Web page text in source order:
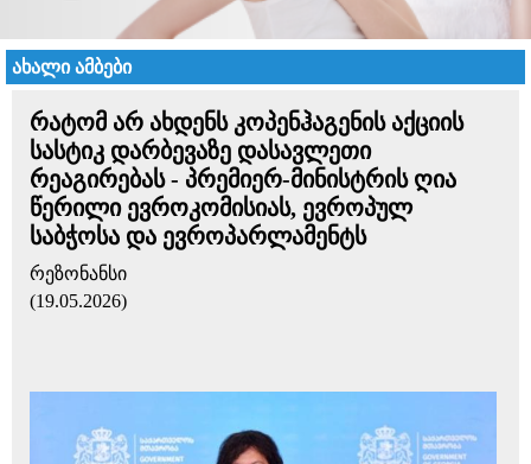
ახალი ამბები
რატომ არ ახდენს კოპენჰაგენის აქციის
სასტიკ დარბევაზე დასავლეთი
რეაგირებას - პრემიერ-მინისტრის ღია
წერილი ევროკომისიას, ევროპულ
საბჭოსა და ევროპარლამენტს
რეზონანსი
(19.05.2026)